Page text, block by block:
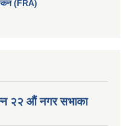
(FRA)
२२ औं नगर सभाका